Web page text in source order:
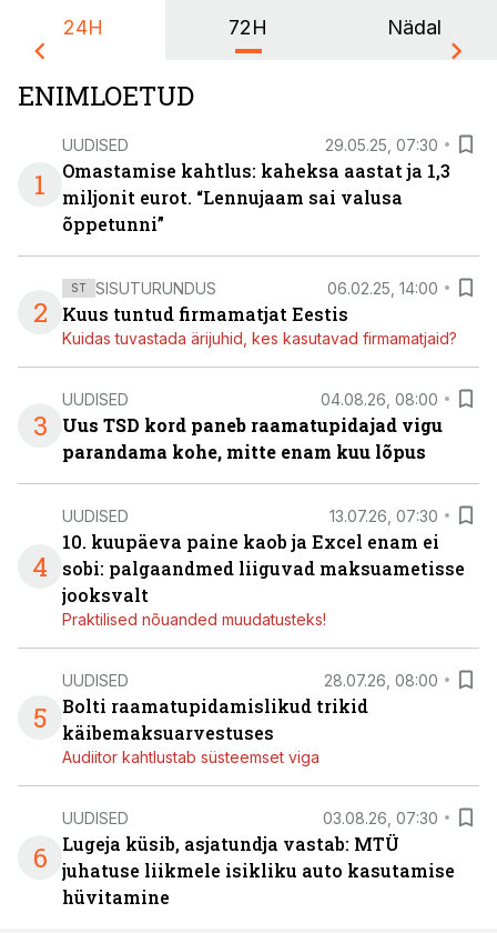
24H 72H Nädal
ENIMLOETUD
1
UUDISED 29.05.25, 07:30
Omastamise kahtlus: kaheksa aastat ja 1,3
miljonit eurot. “Lennujaam sai valusa
õppetunni”
2
ST SISUTURUNDUS 06.02.25, 14:00
Kuus tuntud firmamatjat Eestis
Kuidas tuvastada ärijuhid, kes kasutavad firmamatjaid?
3
UUDISED 04.08.26, 08:00
Uus TSD kord paneb raamatupidajad vigu
parandama kohe, mitte enam kuu lõpus
4
UUDISED 13.07.26, 07:30
10. kuupäeva paine kaob ja Excel enam ei
sobi: palgaandmed liiguvad maksuametisse
jooksvalt
Praktilised nõuanded muudatusteks!
5
UUDISED 28.07.26, 08:00
Bolti raamatupidamislikud trikid
käibemaksuarvestuses
Audiitor kahtlustab süsteemset viga
6
UUDISED 03.08.26, 07:30
Lugeja küsib, asjatundja vastab: MTÜ
juhatuse liikmele isikliku auto kasutamise
hüvitamine